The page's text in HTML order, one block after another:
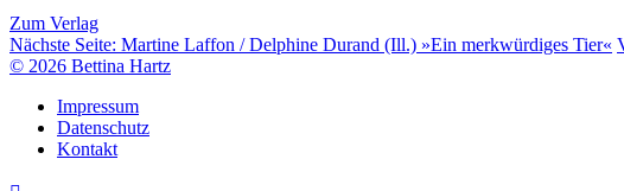
Zum Verlag
Nächste Seite: Martine Laffon / Delphine Durand (Ill.) »Ein merkwürdiges Tier«
© 2026 Bettina Hartz
Impressum
Datenschutz
Kontakt